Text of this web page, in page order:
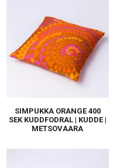
SIMPUKKA ORANGE 400
SEK KUDDFODRAL | KUDDE |
METSOVAARA